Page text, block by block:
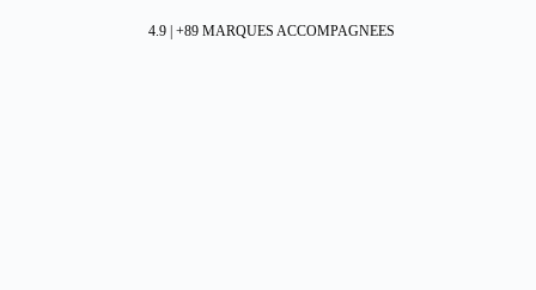
4.9 | +89 MARQUES ACCOMPAGNEES